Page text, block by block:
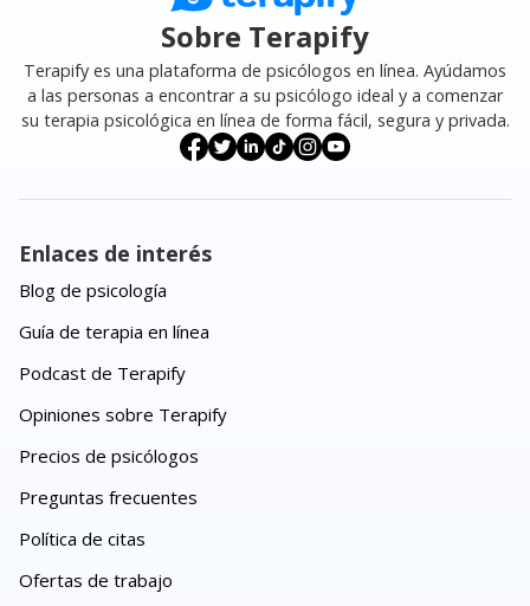
Sobre Terapify
Terapify es una plataforma de psicólogos en línea. Ayúdamos
a las personas a encontrar a su psicólogo ideal y a comenzar
su terapia psicológica en línea de forma fácil, segura y privada.
Enlaces de interés
Blog de psicología
Guía de terapia en línea
Podcast de Terapify
Opiniones sobre Terapify
Precios de psicólogos
Preguntas frecuentes
Política de citas
Ofertas de trabajo